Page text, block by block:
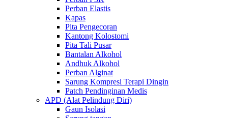
Perban Elastis
Kapas
Pita Pengecoran
Kantong Kolostomi
Pita Tali Pusar
Bantalan Alkohol
Andhuk Alkohol
Perban Alginat
Sarung Kompresi Terapi Dingin
Patch Pendinginan Medis
APD (Alat Pelindung Diri)
Gaun Isolasi